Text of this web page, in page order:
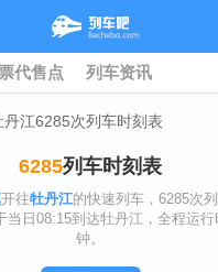
代售点 列车资讯
丹江6285次列车时刻表
6285列车时刻表
开往牡丹江的快速列车，6285次
当日08:15到达牡丹江，全程运
钟。